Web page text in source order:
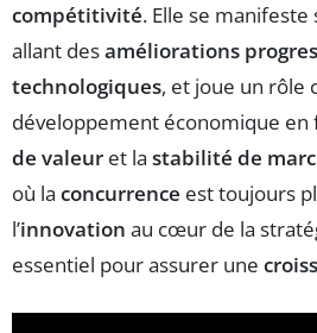
compétitivité. Elle se
allant desaméliorations
technologiques, et joue un rôle
développement économique en
de valeur et la stabilité de
où la concurrence est toujours
l’innovation au cœur de la
essentiel pour assurer une